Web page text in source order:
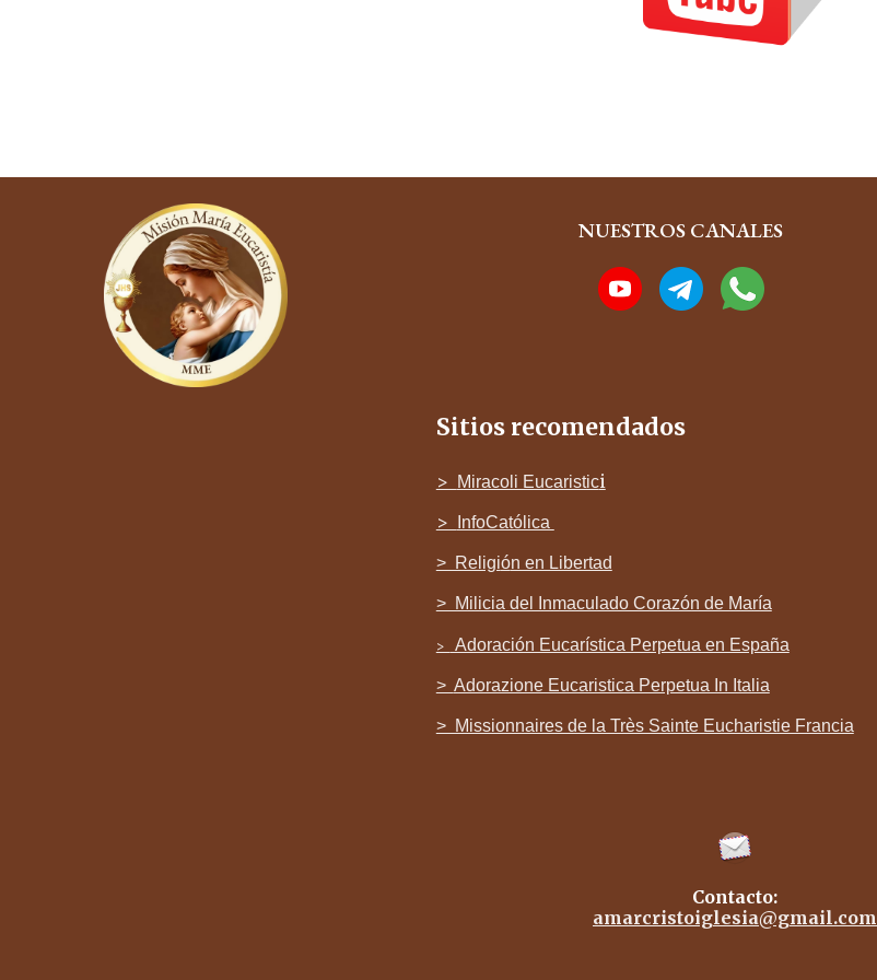
NUESTROS CANALES
Sitios recomendados
> Miracoli Eucaristici
>
InfoCatólica
> Religión en Libertad
> Milicia del Inmaculado Corazón de María
> Adoración Eucarística Perpetua en España
> Adorazione Eucaristica Perpetua In Italia
> Missionnaires de la Très Sainte Eucharistie Francia
Contacto:
amarcristoiglesia@gmail.com